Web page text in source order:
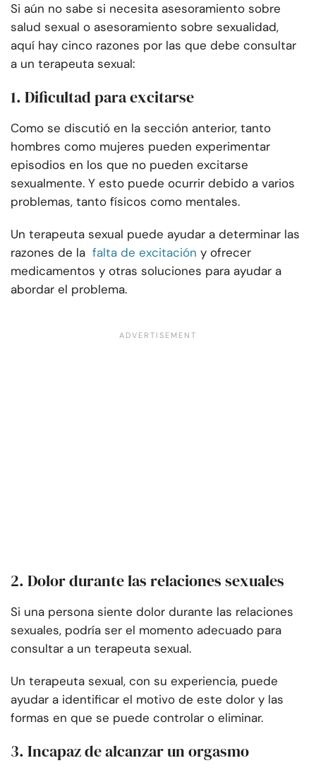
Si aún no sabe si necesita asesoramiento sobre
salud sexual o asesoramiento sobre sexualidad,
aquí hay cinco razones por las que debe consultar
a un terapeuta sexual:
1. Dificultad para excitarse
Como se discutió en la sección anterior, tanto
hombres como mujeres pueden experimentar
episodios en los que no pueden excitarse
sexualmente. Y esto puede ocurrir debido a varios
problemas, tanto físicos como mentales.
Un terapeuta sexual puede ayudar a determinar las
razones de la falta de excitación y ofrecer
medicamentos y otras soluciones para ayudar a
abordar el problema.
2. Dolor durante las relaciones sexuales
Si una persona siente dolor durante las relaciones
sexuales, podría ser el momento adecuado para
consultar a un terapeuta sexual.
Un terapeuta sexual, con su experiencia, puede
ayudar a identificar el motivo de este dolor y las
formas en que se puede controlar o eliminar.
3. Incapaz de alcanzar un orgasmo